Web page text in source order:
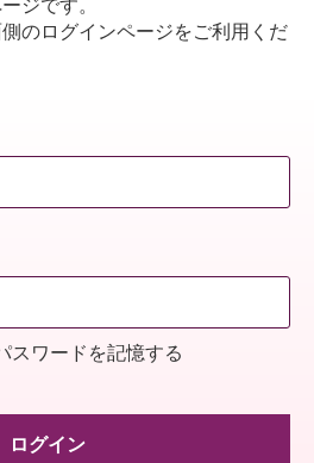
ジです。
のログインページをご利用くだ
スワードを記憶する
ログイン